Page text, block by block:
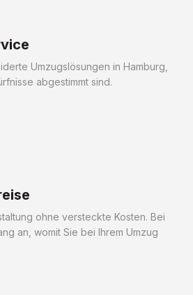
Umzugslösungen in Hamburg,
abgestimmt sind.
ohne versteckte Kosten. Bei
an, womit Sie bei Ihrem Umzug